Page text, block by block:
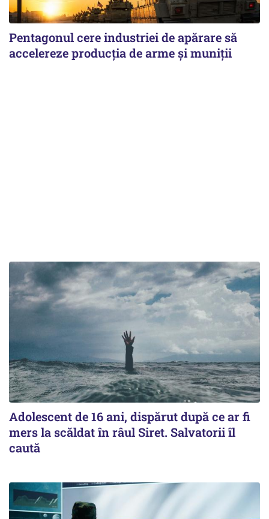
Pentagonul cere industriei de apărare să
accelereze producția de arme și muniții
Adolescent de 16 ani, dispărut după ce ar fi
mers la scăldat în râul Siret. Salvatorii îl
caută